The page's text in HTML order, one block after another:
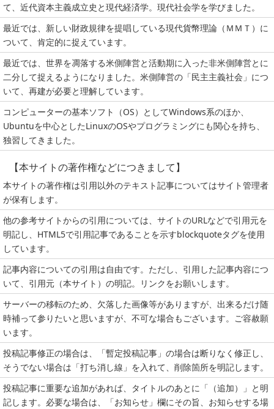
て、近代資本主義成立史と現代経済学。現代社会学を学びました。
最近では、新しい財政規律を提唱している現代貨幣理論（ＭＭＴ）に
ついて、肯定的に捉えています。
最近では、世界を凋落する米側陣営と活動期に入った非米側陣営とに
二分して捉えるようになりました。米側陣営の「民主主義社会」につ
いて、再建が必要と理解しています。
コンピューターの基本ソフト（OS）としてWindows系のほか、
Ubuntuを中心としたLinuxのOSやプログラミングにも関心を持ち、
独習してきました。
【本サイトの著作権などにつきまして】
本サイトの著作権は引用以外のテキスト記事についてはサイト管理者
が保有します。
他の参考サイトからの引用については、サイトのURLなどで引用元を
明記し、HTML5で引用記事であることを示すblockquoteタグを使用
しています。
記事内容についての引用は自由です。ただし、引用した記事内容につ
いて、引用元（本サイト）の明記。リンクをお願いします。
サーバーの移転のため、欠落した画像等がありますが、出来るだけ随
時補って参りたいと思いますが、不可な場合もございます。ご容赦願
います。
投稿記事修正の場合は、「暫定投稿記事」の場合は断りなく修正し、
そうでない場合は「打ち消し線」を入れて、削除箇所を明記します。
投稿記事に重要な追加があれば、タイトルのあとに「（追加）」と明
記します。必要な場合は、「お知らせ」欄にその旨、お知らせする場